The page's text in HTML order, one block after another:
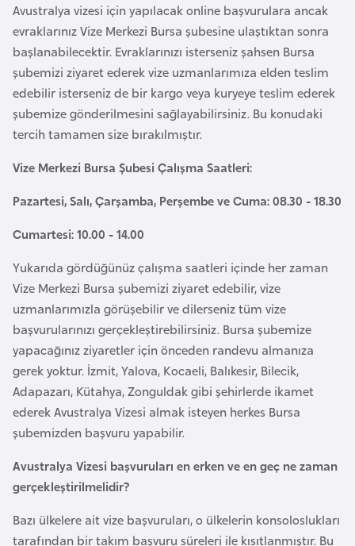
Avustralya vizesi için yapılacak online başvurulara ancak
evraklarınız Vize Merkezi Bursa şubesine ulaştıktan sonra
başlanabilecektir. Evraklarınızı isterseniz şahsen Bursa
şubemizi ziyaret ederek vize uzmanlarımıza elden teslim
edebilir isterseniz de bir kargo veya kuryeye teslim ederek
şubemize gönderilmesini sağlayabilirsiniz. Bu konudaki
tercih tamamen size bırakılmıştır.
Vize Merkezi Bursa Şubesi Çalışma Saatleri:
Pazartesi, Salı, Çarşamba, Perşembe ve Cuma: 08.30 - 18.30
Cumartesi: 10.00 - 14.00
Yukarıda gördüğünüz çalışma saatleri içinde her zaman
Vize Merkezi Bursa şubemizi ziyaret edebilir, vize
uzmanlarımızla görüşebilir ve dilerseniz tüm vize
başvurularınızı gerçekleştirebilirsiniz. Bursa şubemize
yapacağınız ziyaretler için önceden randevu almanıza
gerek yoktur. İzmit, Yalova, Kocaeli, Balıkesir, Bilecik,
Adapazarı, Kütahya, Zonguldak gibi şehirlerde ikamet
ederek Avustralya Vizesi almak isteyen herkes Bursa
şubemizden başvuru yapabilir.
Avustralya Vizesi başvuruları en erken ve en geç ne zaman
gerçekleştirilmelidir?
Bazı ülkelere ait vize başvuruları, o ülkelerin konsoloslukları
tarafından bir takım başvuru süreleri ile kısıtlanmıştır. Bu
e
B
l
r
s
t
a
n
B
r
i
n
F